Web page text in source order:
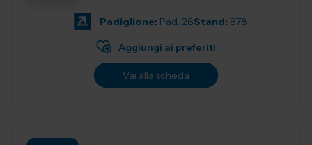
Padiglione: Pad. 26Stand: B78
Aggiungi ai preferiti
Vai alla scheda